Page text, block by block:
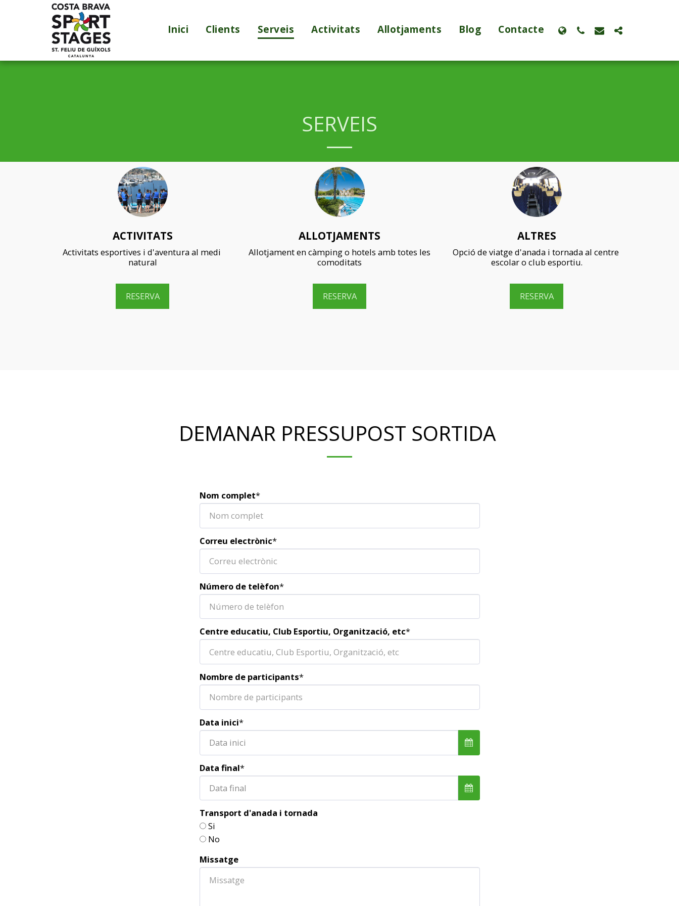
Inici Clients Serveis Activitats Allotjaments Blog Contacte
SERVEIS
ACTIVITATS
Activitats esportives i d'aventura al medi
natural
RESERVA
ALLOTJAMENTS
Allotjament en càmping o hotels amb totes les
comoditats
RESERVA
ALTRES
Opció de viatge d'anada i tornada al centre
escolar o club esportiu.
RESERVA
DEMANAR PRESSUPOST SORTIDA
Nom complet*
Correu electrònic*
Número de telèfon*
Centre educatiu, Club Esportiu, Organització, etc*
Nombre de participants*
Data inici*
Data inici
Data final*
Data final
Transport d'anada i tornada
Si
No
Missatge